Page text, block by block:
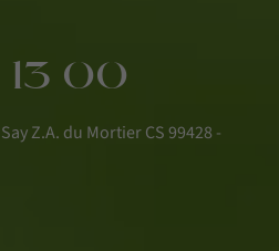
13 00
Z.A. du Mortier CS 99428 -